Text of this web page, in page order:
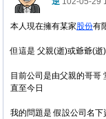
本人現在擁有某家股份有
但這是 父親(逝)或爺爺(逝
目前公司是由父親的哥哥
直至今日
我的問題是 假設公司名